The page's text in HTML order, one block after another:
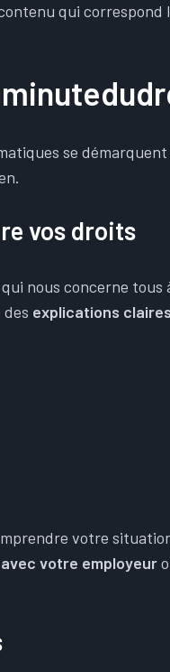
qui correspond
se démarquent
vos droits
nous concerne tous
explications claires
votre
votre employeur